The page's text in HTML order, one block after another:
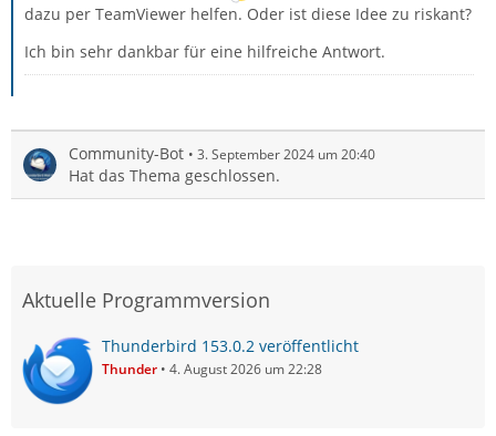
dazu per TeamViewer helfen. Oder ist diese Idee zu riskant?
Ich bin sehr dankbar für eine hilfreiche Antwort.
Community-Bot 3. September 2024 um 20:40
Hat das Thema geschlossen.
Aktuelle Programmversion
Thunderbird 153.0.2 veröffentlicht
Thunder 4. August 2026 um 22:28